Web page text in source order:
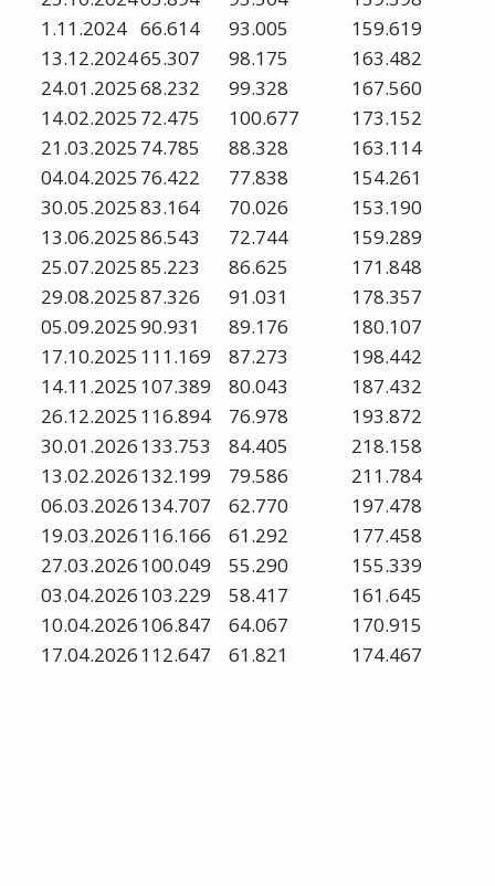
1.11.2024 66.614 93.005
159.619
13.12.202465.307 98.175
163.482
24.01.202568.232 99.328
167.560
14.02.2025 72.475 100.677
173.152
21.03.2025 74.785 88.328
163.114
04.04.2025 76.422 77.838
154.261
30.05.202583.164 70.026
153.190
13.06.202586.543 72.744
159.289
25.07.202585.223 86.625
171.848
29.08.202587.326 91.031
178.357
05.09.202590.931 89.176
180.107
17.10.2025 111.169 87.273
198.442
14.11.2025 107.389 80.043
187.432
26.12.2025 116.894 76.978
193.872
30.01.2026133.753 84.405
218.158
13.02.2026132.199 79.586
211.784
06.03.2026134.707 62.770
197.478
19.03.2026116.166 61.292
177.458
27.03.2026100.049 55.290
155.339
03.04.2026103.229 58.417
161.645
10.04.2026106.847 64.067
170.915
17.04.2026112.647 61.821 174.467